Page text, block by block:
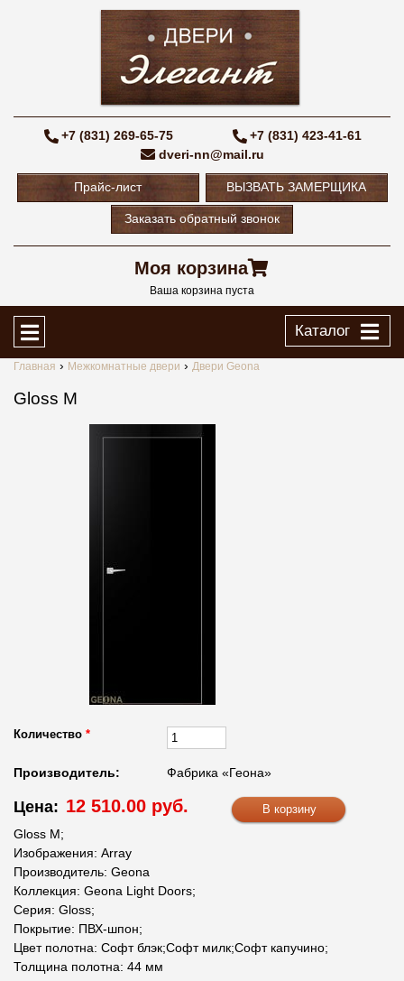
+7 (831) 269-65-75
+7 (831) 423-41-61
dveri-nn@mail.ru
Прайс-лист ВЫЗВАТЬ ЗАМЕРЩИКА
Заказать обратный звонок
Моя корзина
Ваша корзина пуста
Каталог
Главная Межкомнатные двери Двери Geona
Gloss M
Количество *
Производитель: Фабрика «Геона»
Цена: 12 510.00 руб.
Gloss M;
Изображения: Array
Производитель: Geona
Коллекция: Geona Light Doors;
Серия: Gloss;
Покрытие: ПВХ-шпон;
Цвет полотна: Cофт блэк;Cофт милк;Cофт капучино;
Толщина полотна: 44 мм